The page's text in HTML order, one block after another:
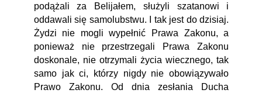
podążali za Belijałem, służyli szatanowi i
oddawali się samolubstwu. I tak jest do dzisiaj.
Żydzi nie mogli wypełnić Prawa Zakonu, a
ponieważ nie przestrzegali Prawa Zakonu
doskonale, nie otrzymali życia wiecznego, tak
samo jak ci, którzy nigdy nie obowiązywało
Prawo Zakonu. Od dnia zesłania Ducha